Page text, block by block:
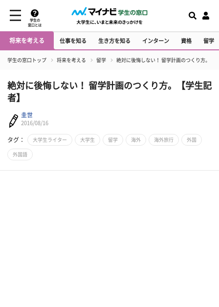
学生の
窓口とは
将来を考える 仕事を知る 生き方を知る インターン 資格 留学
学生の窓口トップ 将来を考える 留学 絶対に後悔しない！ 留学計画のつくり方。【
絶対に後悔しない！ 留学計画のつくり方。【学生記
者】
圭世
2016/08/16
タグ： 大学生ライター 大学生 留学 海外 海外旅行 外国
外国語